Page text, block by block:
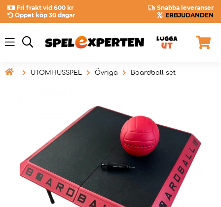
Fri frakt vid 600 kr
Snabba leveranser
Öppet köp 30 dagar
ERBJUDANDEN
 UTOMHUSSPEL Övriga Boardball set